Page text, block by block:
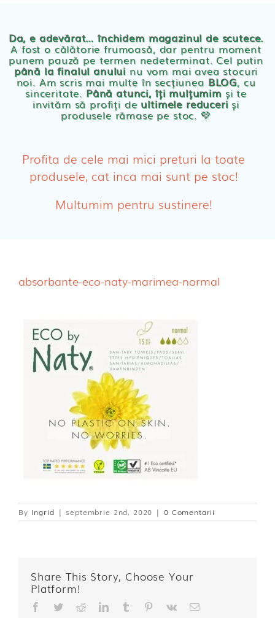
Servetele umede ecologice
Cosmetice BEBE
Olita Bio Naty
PRODUSE FEMEI
Absorbante Post-Natale
Absorbante Incontinenta Urinara
Da, e adevărat… închidem magazinul de scutece.
A fost o călătorie frumoasă, dar pentru moment
punem pauză pe termen nedeterminat. Cel putin
până la finalul anului nu vom mai avea stocuri
noi. Am scris mai multe în secțiunea BLOG, cu
sinceritate. Până atunci, îți mulțumimși te
invităm să profiți de ultimele reduceriși
produsele rămase pe stoc. 💛
Profita de cele mai mici preturi la toate
produsele, cat inca mai sunt pe stoc!
Multumim pentru sustinere!
absorbante-eco-naty-marimea-normal
By Ingrid | septembrie 2nd, 2020 | 0 Comentarii
Share This Story, Choose Your
Platform!
Facebook
TwitterRedditLinkedIn
TumblrPinterest
Vk
E-